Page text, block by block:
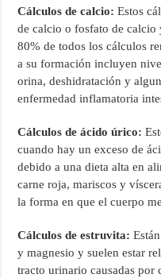
Cálculos de calcio: Estos
de calcio o fosfato de calcio
80% de todos los cálculos
a su formación incluyen
orina, deshidratación y
enfermedad inflamatoria
Cálculos de ácido úrico:
cuando hay un exceso de
debido a una dieta alta en
carne roja, mariscos y
la forma en que el cuerpo
Cálculos de estruvita:
y magnesio y suelen estar
tracto urinario causadas por